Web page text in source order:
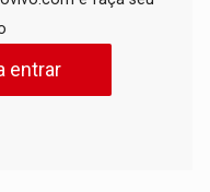
entrar